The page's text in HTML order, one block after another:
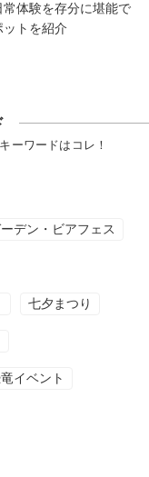
体験を存分に堪能で
ットを紹介
ーワードはコレ！
デン・ビアフェス
七夕まつり
イベント